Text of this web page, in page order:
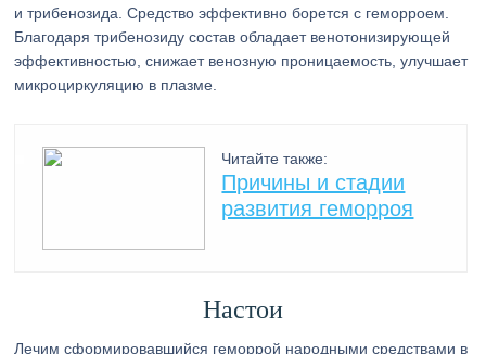
и трибенозида. Средство эффективно борется с геморроем.
Благодаря трибенозиду состав обладает венотонизирующей
эффективностью, снижает венозную проницаемость, улучшает
микроциркуляцию в плазме.
Читайте также:
Причины и стадии
развития геморроя
Настои
Лечим сформировавшийся геморрой народными средствами в